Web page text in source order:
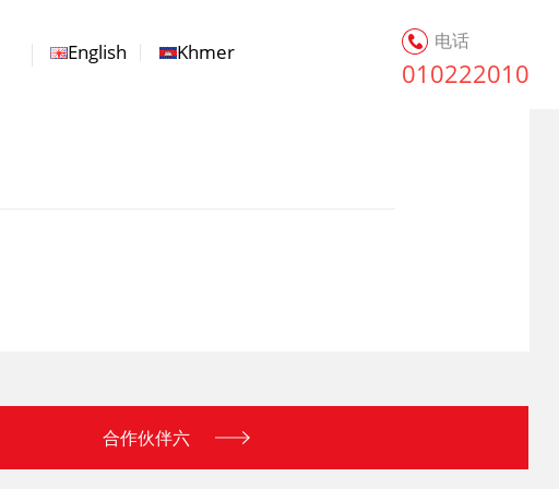
English Khmer 电话
010222010
合作伙伴六